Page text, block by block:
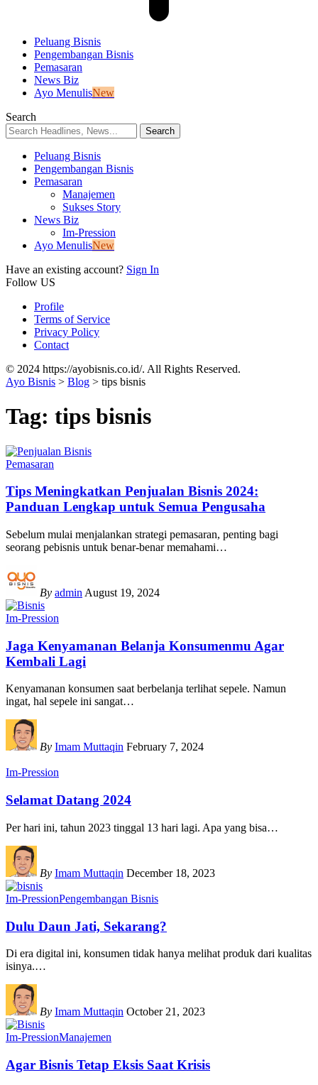
Peluang Bisnis
Pengembangan Bisnis
Pemasaran
News Biz
Ayo MenulisNew
Search
Peluang Bisnis
Pengembangan Bisnis
Pemasaran
Manajemen
Sukses Story
News Biz
Im-Pression
Ayo MenulisNew
Have an existing account? Sign In
Follow US
Profile
Terms of Service
Privacy Policy
Contact
© 2024 https://ayobisnis.co.id/. All Rights Reserved.
Ayo Bisnis > Blog > tips bisnis
Tag: tips bisnis
Pemasaran
Tips Meningkatkan Penjualan Bisnis 2024:
Panduan Lengkap untuk Semua Pengusaha
Sebelum mulai menjalankan strategi pemasaran, penting bagi
seorang pebisnis untuk benar-benar memahami…
By admin August 19, 2024
Im-Pression
Jaga Kenyamanan Belanja Konsumenmu Agar
Kembali Lagi
Kenyamanan konsumen saat berbelanja terlihat sepele. Namun
ingat, hal sepele ini sangat…
By Imam Muttaqin February 7, 2024
Im-Pression
Selamat Datang 2024
Per hari ini, tahun 2023 tinggal 13 hari lagi. Apa yang bisa…
By Imam Muttaqin December 18, 2023
Im-PressionPengembangan Bisnis
Dulu Daun Jati, Sekarang?
Di era digital ini, konsumen tidak hanya melihat produk dari kualitas
isinya.…
By Imam Muttaqin October 21, 2023
Im-PressionManajemen
Agar Bisnis Tetap Eksis Saat Krisis